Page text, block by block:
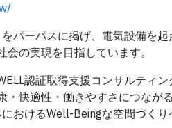
をパーパスに掲げ、電気設備を
の実現を目指しています。
認証取得支援コンサルティ
・快適性・働きやすさにつなが
おけるWell-Beingな空間づくり